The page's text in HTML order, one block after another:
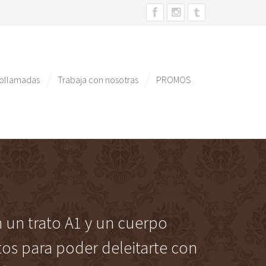
Trabaja con nosotras PROMOS
un trato A1 y un cuerpo
para poder deleitarte con